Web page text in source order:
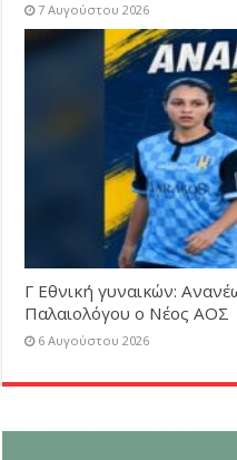
7 Αυγούστου 2026
Γ Εθνική γυναικών:
Παλαιολόγου ο Νέος ΑΟΣ
6 Αυγούστου 2026